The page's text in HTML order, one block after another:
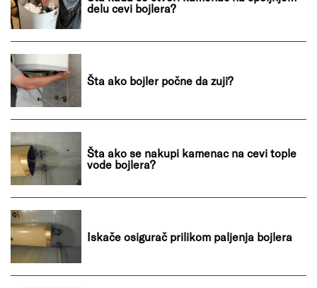
delu cevi bojlera?
Šta ako bojler počne da zuji?
Šta ako se nakupi kamenac na cevi tople
vode bojlera?
Iskače osigurač prilikom paljenja bojlera